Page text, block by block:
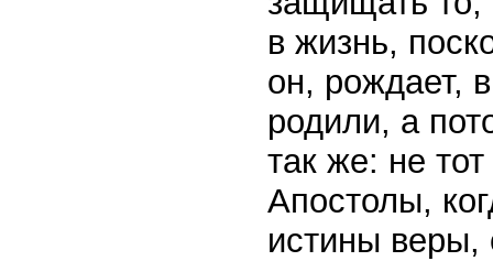
в жизнь,
он, рождает,
родили, а
так же: не тот
Апостолы,
истины